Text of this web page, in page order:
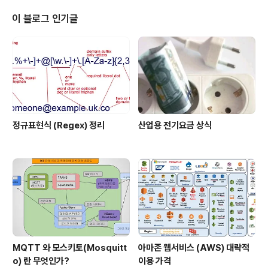
이 블로그 인기글
정규표현식 (Regex) 정리 산업용 전기요금 상식
MQTT 와 모스키토(Mosquitt
o) 란 무엇인가?
아마존 웹서비스 (AWS) 대략적
이용 가격